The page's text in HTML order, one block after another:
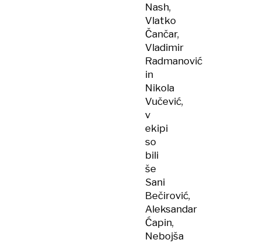
Nash,
Vlatko
Čančar,
Vladimir
Radmanović
in
Nikola
Vučević,
v
ekipi
so
bili
še
Sani
Bečirović,
Aleksandar
Ćapin,
Nebojša